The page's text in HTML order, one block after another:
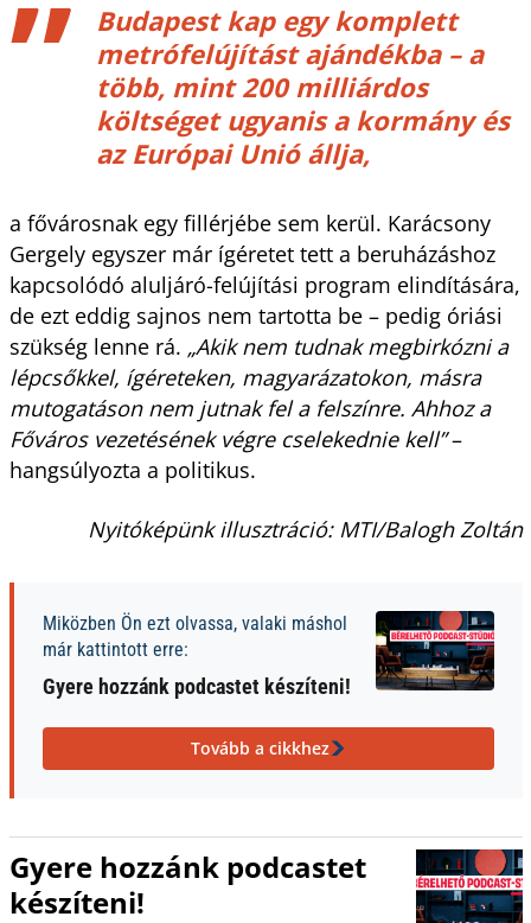
Budapest kap egy komplett
metrófelújítást ajándékba – a
több, mint 200 milliárdos
költséget ugyanis a kormány és
az Európai Unió állja,
a fővárosnak egy fillérjébe sem kerül. Karácsony
Gergely egyszer már ígéretet tett a beruházáshoz
kapcsolódó aluljáró-felújítási program elindítására,
de ezt eddig sajnos nem tartotta be – pedig óriási
szükség lenne rá. „Akik nem tudnak megbirkózni a
lépcsőkkel, ígéreteken, magyarázatokon, másra
mutogatáson nem jutnak fel a felszínre. Ahhoz a
Főváros vezetésének végre cselekednie kell”–
hangsúlyozta a politikus.
Nyitóképünk illusztráció: MTI/Balogh Zoltán
Miközben Ön ezt olvassa, valaki máshol
már kattintott erre:
Gyere hozzánk podcastet készíteni!
Tovább a cikkhez
Gyere hozzánk podcastet
készíteni!